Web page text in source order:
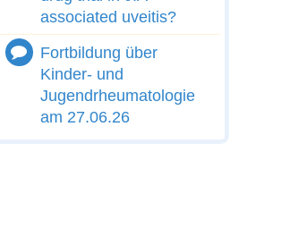
associated uveitis?
Fortbildung über
Kinder- und
Jugendrheumatologie
am 27.06.26